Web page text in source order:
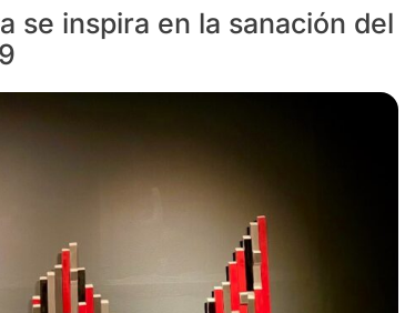
se inspira en la sanación del